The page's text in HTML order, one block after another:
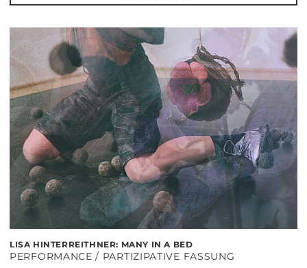
LISA HINTERREITHNER: MANY IN A BED
PERFORMANCE / PARTIZIPATIVE FASSUNG